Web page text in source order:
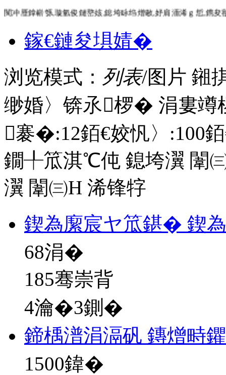
闃冲厜鎿嶄綔,璇氫俊鏈嶅姟,鎴垮眿绉熷敭,妤肩洏浠ｇ悊,鎸夋
鎵€鏈夋埧婧�
浏览模式： 列表/图片 鎺
缈婚〉锛氶椤� 涓婁
褰�:12銆€姣忛〉:100
鐗╀笟淇℃伅 鎴垮瀷 闈
瀷 闈㈢Н 浠锋牸
鍥為緳宸ヤ笟鍖� 鍥
68涓�
185骞崇背
4瀹�3鍘�
鍗楀潽涓滆矾 鏄熷畤
1500鍏�